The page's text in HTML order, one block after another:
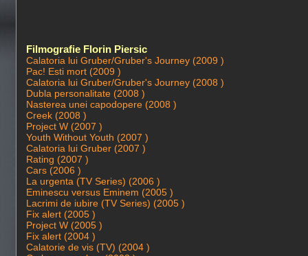
Filmografie Florin Piersic
Calatoria lui Gruber/Gruber's Journey (2009 )
Pac! Esti mort (2009 )
Calatoria lui Gruber/Gruber's Journey (2008 )
Dubla personalitate (2008 )
Nasterea unei capodopere (2008 )
Creek (2008 )
Project W (2007 )
Youth Without Youth (2007 )
Calatoria lui Gruber (2007 )
Rating (2007 )
Cars (2006 )
La urgenta (TV Series) (2006 )
Eminescu versus Eminem (2005 )
Lacrimi de iubire (TV Series) (2005 )
Fix alert (2005 )
Project W (2005 )
Fix alert (2004 )
Calatorie de vis (TV) (2004 )